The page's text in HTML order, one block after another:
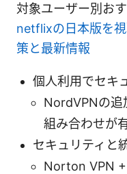
対象ユーザー別お
netflixの日本版を
策と最新情報
個人利用でセキ
NordVPNの追
組み合わせが
セキュリティと
Norton VPN